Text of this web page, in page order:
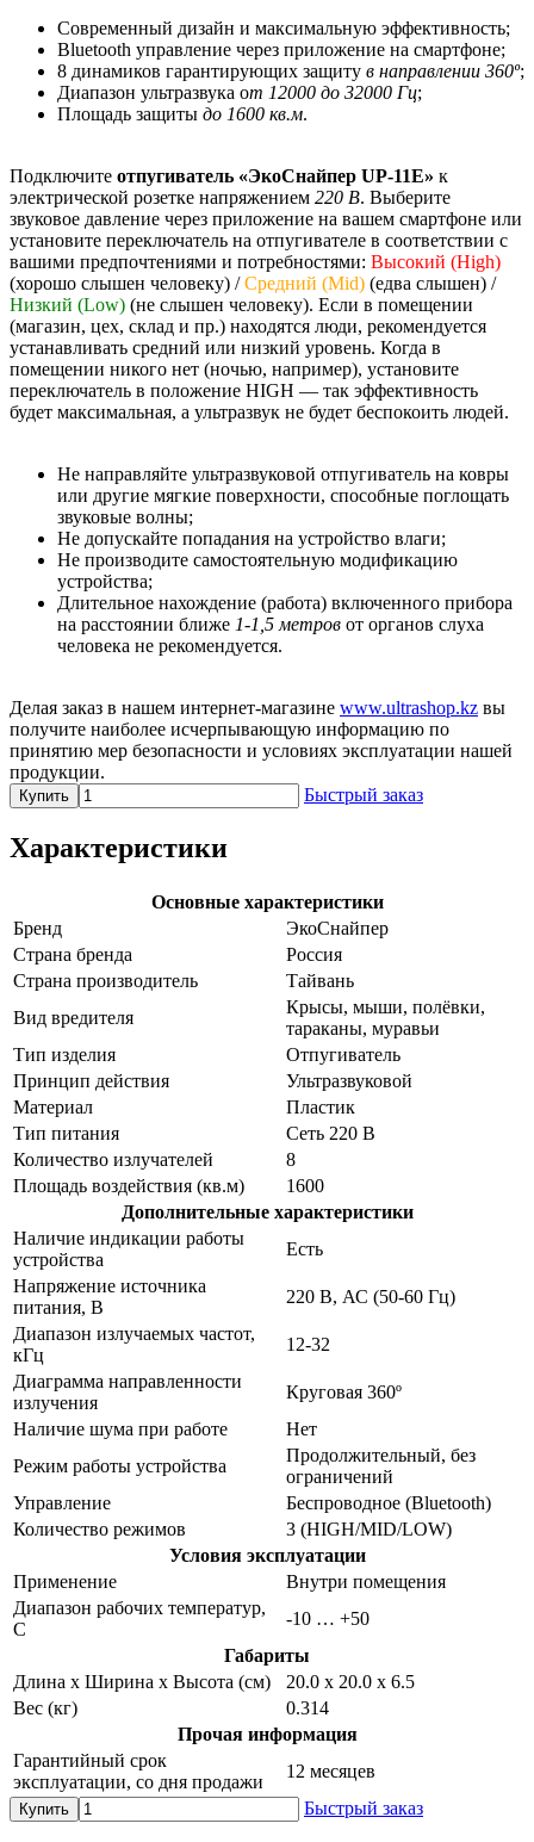
Современный дизайн и максимальную эффективность;
Bluetooth управление через приложение на смартфоне;
8 динамиков гарантирующих защиту в направлении 360º;
Диапазон ультразвука от 12000 до 32000 Гц;
Площадь защиты до 1600 кв.м.
Подключите отпугиватель «ЭкоСнайпер UP-11E» к
электрической розетке напряжением 220 В. Выберите
звуковое давление через приложение на вашем смартфоне или
установите переключатель на отпугивателе в соответствии с
вашими предпочтениями и потребностями: Высокий (High)
(хорошо слышен человеку) /Средний (Mid) (едва слышен) /
Низкий (Low) (не слышен человеку). Если в помещении
(магазин, цех, склад и пр.) находятся люди, рекомендуется
устанавливать средний или низкий уровень. Когда в
помещении никого нет (ночью, например), установите
переключатель в положение HIGH — так эффективность
будет максимальная, а ультразвук не будет беспокоить людей.
Не направляйте ультразвуковой отпугиватель на ковры
или другие мягкие поверхности, способные поглощать
звуковые волны;
Не допускайте попадания на устройство влаги;
Не производите самостоятельную модификацию
устройства;
Длительное нахождение (работа) включенного прибора
на расстоянии ближе 1-1,5 метров от органов слуха
человека не рекомендуется.
Делая заказ в нашем интернет-магазине www.ultrashop.kz вы
получите наиболее исчерпывающую информацию по
принятию мер безопасности и условиях эксплуатации нашей
продукции.
Купить Быстрый заказ
Характеристики
Основные характеристики
Бренд
ЭкоСнайпер
Страна бренда
Россия
Страна производитель
Тайвань
Вид вредителя
Крысы, мыши, полёвки,
тараканы, муравьи
Тип изделия
Отпугиватель
Принцип действия
Ультразвуковой
Материал
Пластик
Тип питания
Сеть 220 В
Количество излучателей
8
Площадь воздействия (кв.м)
1600
Дополнительные характеристики
Наличие индикации работы
устройства
Есть
Напряжение источника
питания, В
220 В, АС (50-60 Гц)
Диапазон излучаемых частот,
кГц
12-32
Диаграмма направленности
излучения
Круговая 360º
Наличие шума при работе
Нет
Режим работы устройства
Продолжительный, без
ограничений
Управление
Беспроводное (Bluetooth)
Количество режимов
3 (HIGH/MID/LOW)
Условия эксплуатации
Применение
Внутри помещения
Диапазон рабочих температур,
С
-10 … +50
Габариты
Длина х Ширина х Высота (см)
20.0 х 20.0 х 6.5
Вес (кг)
0.314
Прочая информация
Гарантийный срок
эксплуатации, со дня продажи
12 месяцев
Купить Быстрый заказ